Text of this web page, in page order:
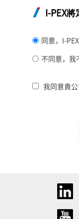
I-PEX將
同意， I-PEX
不同意，我
我同意貴